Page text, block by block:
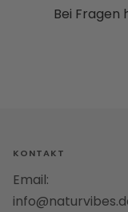
Bei Fragen
KONTAKT
Email: